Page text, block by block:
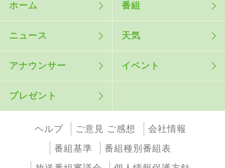
ホーム 番組
ニュース 天気
アナウンサー イベント
プレゼント
ヘルプ ご意見 ご感想
会社情報
番組基準
番組種別番組表